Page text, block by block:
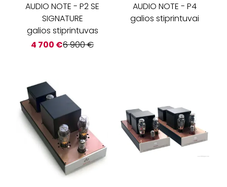
AUDIO NOTE -P2 SE
SIGNATURE
galios stiprintuvas
4 700 €6 900€
AUDIO NOTE - P4
galios stiprintuvai